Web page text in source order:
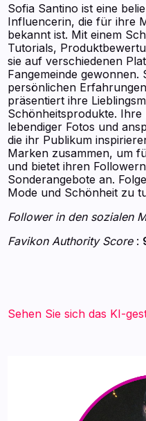
Sofia Santino ist eine
Influencerin, die für ihre
bekannt ist. Mit einem
Tutorials,
sie auf verschiedenen
Fangemeinde gewonnen.
persönlichen
präsentiert ihre
Schönheitsprodukte. Ihre
lebendiger Fotos und
die ihr Publikum
Marken zusammen, um
und bietet ihren
Sonderangebote an.
Mode und Schönheit zu
Follower in den sozialen
Favikon Authority Score:
Sehen Sie sich das KI-